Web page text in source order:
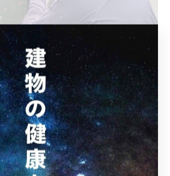
に窓廻りのシーリングを行いま
MS-1 変性シーリング ブラッ